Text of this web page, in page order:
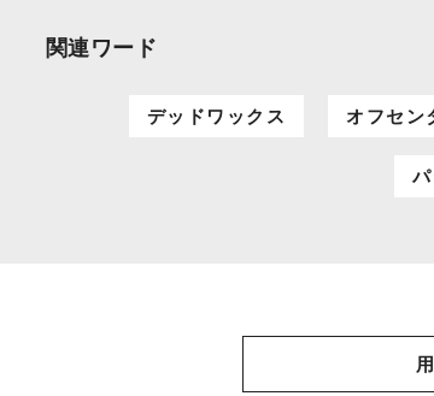
関連ワード
デッドワックス オフセン